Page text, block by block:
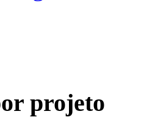
projeto